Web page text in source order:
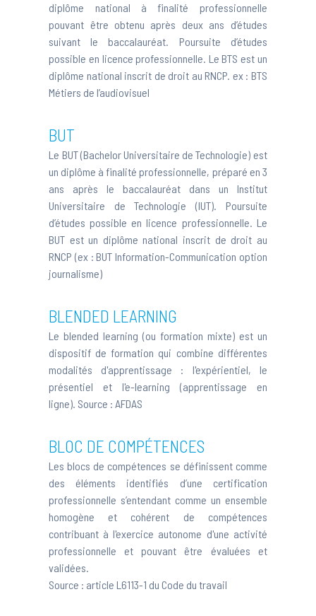
diplôme national à finalité professionnelle
pouvant être obtenu après deux ans d’études
suivant le baccalauréat. Poursuite d’études
possible en licence professionnelle. Le BTS est un
diplôme national inscrit de droit au RNCP. ex : BTS
Métiers de l’audiovisuel
BUT
Le BUT (Bachelor Universitaire de Technologie) est
un diplôme à finalité professionnelle, préparé en 3
ans après le baccalauréat dans un Institut
Universitaire de Technologie (IUT). Poursuite
d’études possible en licence professionnelle. Le
BUT est un diplôme national inscrit de droit au
RNCP (ex :BUT Information-Communication option
journalisme)
BLENDED LEARNING
Le blended learning (ou formation mixte) est un
dispositif de formation qui combine différentes
modalités d'apprentissage : l'expérientiel, le
présentiel et l'e-learning (apprentissage en
ligne). Source :AFDAS
BLOC DE COMPÉTENCES
Les blocs de compétences se définissent comme
des éléments identifiés d’une certification
professionnelle s’entendant comme un ensemble
homogène et cohérent de compétences
contribuant à l'exercice autonome d'une activité
professionnelle et pouvant être évaluées et
validées.
Source : article L6113-1 du Code du travail